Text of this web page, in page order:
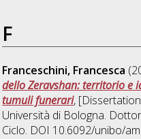
F
Franceschini, Francesca
dello Zeravshan: territorio e
tumuli funerari,
Università di Bologna.
Ciclo. DOI 10.6092/unibo/